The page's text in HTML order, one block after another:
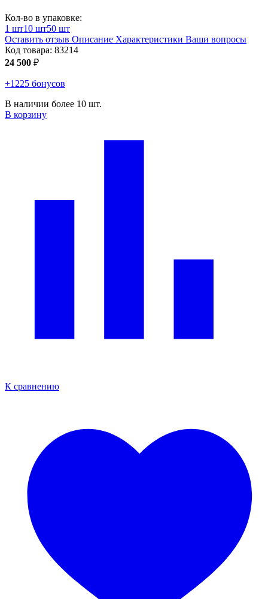
Кол-во в упаковке:
1 шт10 шт50 шт
Оставить отзыв Описание Характеристики Ваши вопросы
Код товара: 83214
24 500 ₽
+1225 бонусов
В наличии более 10 шт.
В корзину
К сравнению